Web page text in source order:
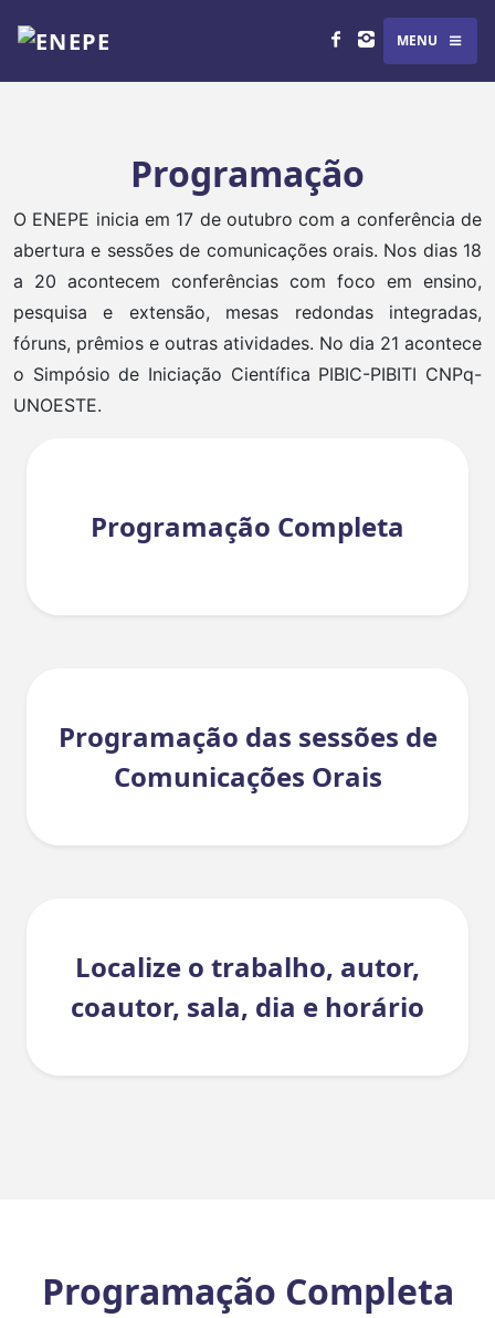
MENU
Programação
O ENEPE inicia em 17 de outubro com a conferência de
abertura e sessões de comunicações orais. Nos dias 18
a 20 acontecem conferências com foco em ensino,
pesquisa e extensão, mesas redondas integradas,
fóruns, prêmios e outras atividades. No dia 21 acontece
o Simpósio de Iniciação Científica PIBIC-PIBITI CNPq-
UNOESTE.
Programação Completa
Programação das sessões de
Comunicações Orais
Localize o trabalho, autor,
coautor, sala, dia e horário
Programação Completa